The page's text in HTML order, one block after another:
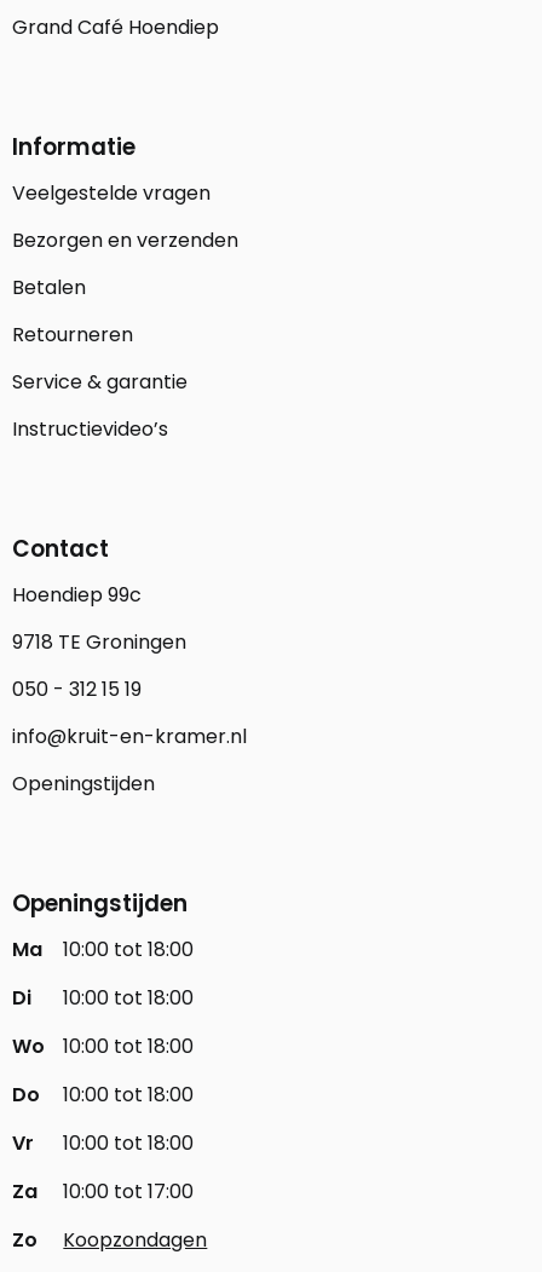
Grand Café Hoendiep
Informatie
Veelgestelde vragen
Bezorgen en verzenden
Betalen
Retourneren
Service & garantie
Instructievideo’s
Contact
Hoendiep 99c
9718 TE Groningen
050 - 312 15 19
info@kruit-en-kramer.nl
Openingstijden
Openingstijden
Ma
10:00 tot 18:00
Di
10:00 tot 18:00
Wo
10:00 tot 18:00
Do
10:00 tot 18:00
Vr
10:00 tot 18:00
Za
10:00 tot 17:00
Zo
Koopzondagen